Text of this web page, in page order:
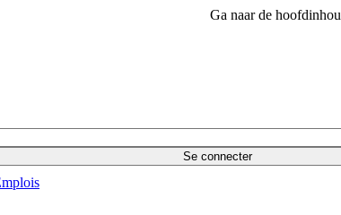
Ga naar de
Se connecter